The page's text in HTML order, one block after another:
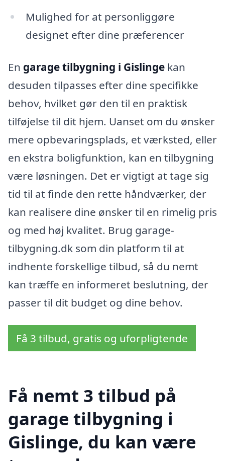
Mulighed for at personliggøre
designet efter dine præferencer
En garage tilbygning i Gislinge kan
desuden tilpasses efter dine specifikke
behov, hvilket gør den til en praktisk
tilføjelse til dit hjem. Uanset om du ønsker
mere opbevaringsplads, et værksted, eller
en ekstra boligfunktion, kan en tilbygning
være løsningen. Det er vigtigt at tage sig
tid til at finde den rette håndværker, der
kan realisere dine ønsker til en rimelig pris
og med høj kvalitet. Brug garage-
tilbygning.dk som din platform til at
indhente forskellige tilbud, så du nemt
kan træffe en informeret beslutning, der
passer til dit budget og dine behov.
Få 3 tilbud, gratis og uforpligtende
Få nemt 3 tilbud på
garage tilbygning i
Gislinge, du kan være